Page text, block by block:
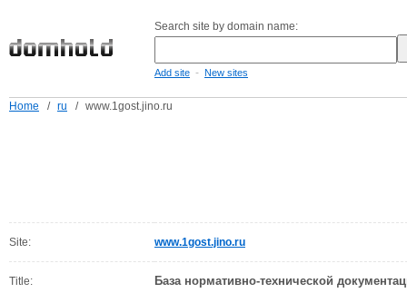
Search site by domain name:
Add site - New sites
Home / ru / www.1gost.jino.ru
Site: www.1gost.jino.ru
Title: База нормативно-технической